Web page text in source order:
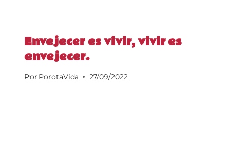
Envejecer es vivir, vivir es
envejecer.
Por PorotaVida 27/09/2022